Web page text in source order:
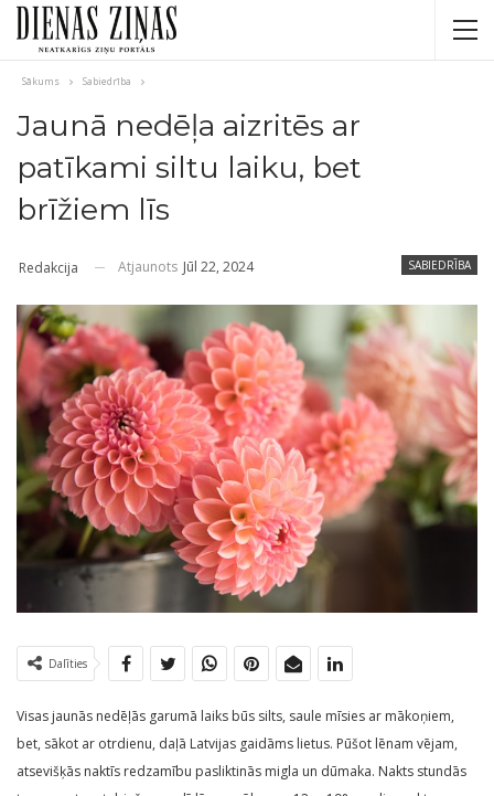
Sākums Sabiedrība
Jaunā nedēļa aizritēs ar
patīkami siltu laiku, bet
brīžiem līs
SABIEDRĪBA
Redakcija Atjaunots Jūl 22, 2024
Dalīties
Visas jaunās nedēļās garumā laiks būs silts, saule mīsies ar mākoņiem,
bet, sākot ar otrdienu, daļā Latvijas gaidāms lietus. Pūšot lēnam vējam,
atsevišķās naktīs redzamību pasliktinās migla un dūmaka. Nakts stundās